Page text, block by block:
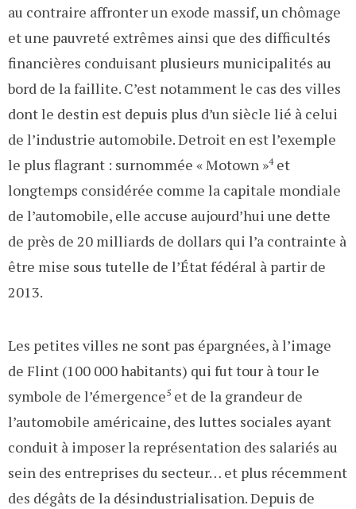
au contraire affronter un exode massif, un chômage
et une pauvreté extrêmes ainsi que des difficultés
financières conduisant plusieurs municipalités au
bord de la faillite. C’est notamment le cas des villes
dont le destin est depuis plus d’un siècle lié à celui
de l’industrie automobile. Detroit en est l’exemple
le plus flagrant : surnommée « Motown »4et
longtemps considérée comme la capitale mondiale
de l’automobile, elle accuse aujourd’hui une dette
de près de 20 milliards de dollars qui l’a contrainte à
être mise sous tutelle de l’État fédéral à partir de
2013.
Les petites villes ne sont pas épargnées, à l’image
de Flint (100 000 habitants) qui fut tour à tour le
symbole de l’émergence5 et de la grandeur de
l’automobile américaine, des luttes sociales ayant
conduit à imposer la représentation des salariés au
sein des entreprises du secteur… et plus récemment
des dégâts de la désindustrialisation. Depuis de